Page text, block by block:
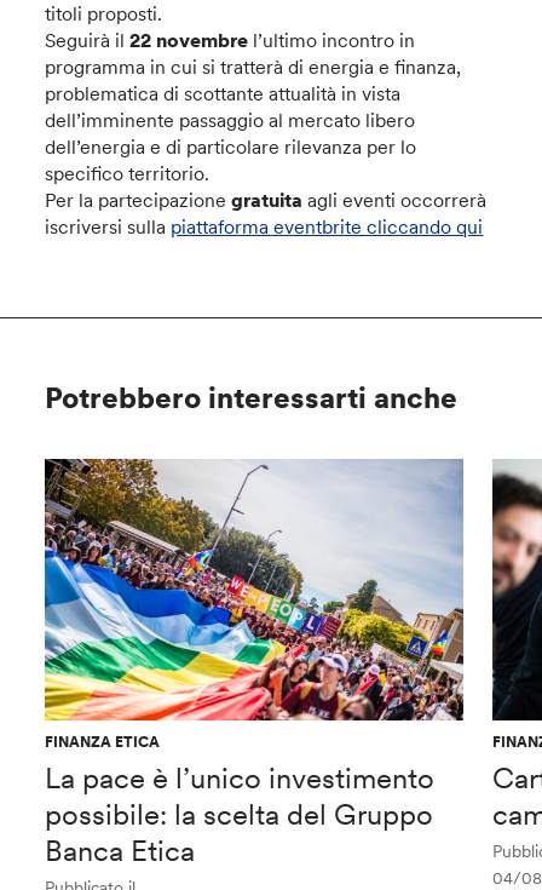
titoli proposti.
Seguirà il22 novembre l’ultimo incontro in
programma in cui si tratterà di energia e finanza,
problematica di scottante attualità in vista
dell’imminente passaggio al mercato libero
dell’energia e di particolare rilevanza per lo
specifico territorio.
Per la partecipazionegratuitaagli eventi occorrerà
iscriversi sulla piattaforma eventbrite cliccando qui
Potrebbero interessarti anche
FINANZA ETICA
La pace è l’unico investimento
possibile: la scelta del Gruppo
Banca Etica
04/